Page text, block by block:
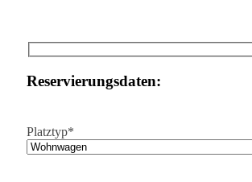
Reservierungsdaten:
Platztyp*